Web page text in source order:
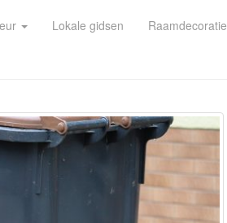
Lokale gidsen Raamdecoratie